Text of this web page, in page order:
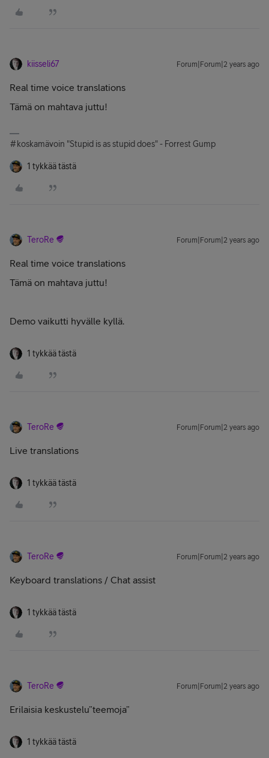
kiisseli67 Forum|Forum|2 years ago
Real time voice translations
Tämä on mahtava juttu!
#koskamävoin "Stupid is as stupid does" - Forrest Gump
1 tykkää tästä
TeroRe Forum|Forum|2 years ago
Real time voice translations
Tämä on mahtava juttu!
Demo vaikutti hyvälle kyllä.
1 tykkää tästä
TeroRe Forum|Forum|2 years ago
Live translations
1 tykkää tästä
TeroRe Forum|Forum|2 years ago
Keyboard translations / Chat assist
1 tykkää tästä
TeroRe Forum|Forum|2 years ago
Erilaisia keskustelu”teemoja”
1 tykkää tästä